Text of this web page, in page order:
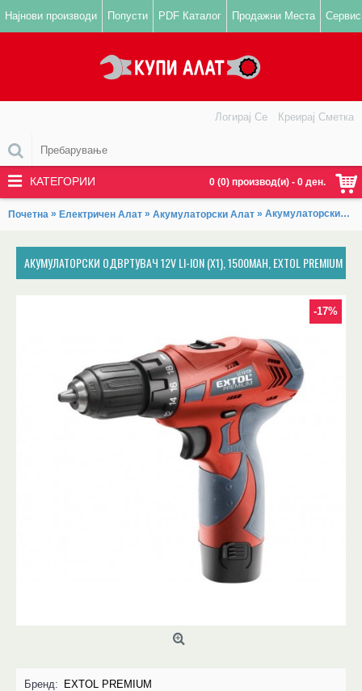
Најнови производи Попусти PDF Каталог Продажни Места Сервис
0 (0) производ(и) - 0 ден.
Логирај Се Креирај Сметка
КАТЕГОРИИ
Почетна » Електричен Алат » Акумулаторски Алат » Акумулаторски одвртувач 12V Li-ion (x1), 1500mAh, EXTOL PREMIUM
АКУМУЛАТОРСКИ ОДВРТУВАЧ 12V LI-ION (X1), 1500MAH, EXTOL PREMIUM
-17%
Бренд:
EXTOL PREMIUM